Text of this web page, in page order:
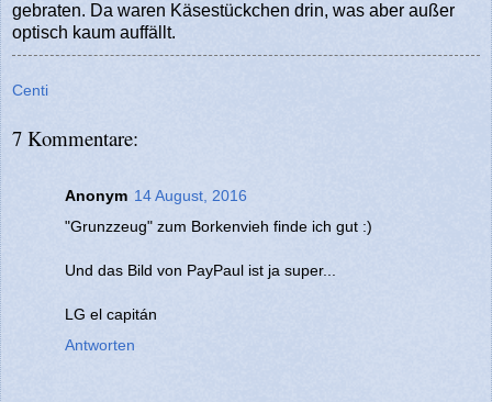
gebraten. Da waren Käsestückchen drin, was aber außer
optisch kaum auffällt.
Centi
7 Kommentare:
Anonym 14 August, 2016
"Grunzzeug" zum Borkenvieh finde ich gut :)
Und das Bild von PayPaul ist ja super...
LG el capitán
Antworten